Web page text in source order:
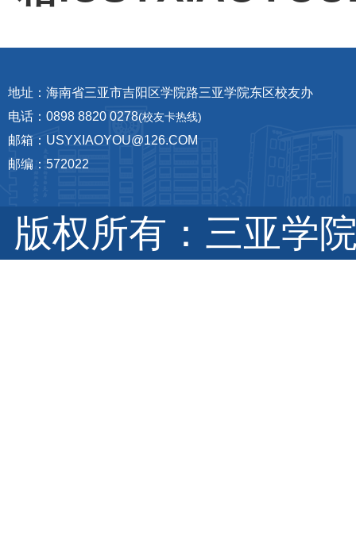
地址：海南省三亚市吉阳区学院路三亚学院东区校友办
电话：0898 8820 0278(校友卡热线)
邮箱：USYXIAOYOU@126.COM
邮编：572022
版权所有：三亚学